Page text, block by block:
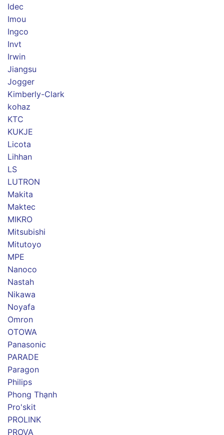
Idec
Imou
Ingco
Invt
Irwin
Jiangsu
Jogger
Kimberly-Clark
kohaz
KTC
KUKJE
Licota
Lihhan
LS
LUTRON
Makita
Maktec
MIKRO
Mitsubishi
Mitutoyo
MPE
Nanoco
Nastah
Nikawa
Noyafa
Omron
OTOWA
Panasonic
PARADE
Paragon
Philips
Phong Thạnh
Pro'skit
PROLINK
PROVA